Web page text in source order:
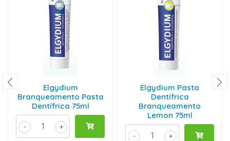
Elgydium
Branqueamento Pasta
Dentífrica 75ml
+
-
Elgydium Pasta
Dentífrica
Branqueamento
Lemon 75ml
+
-